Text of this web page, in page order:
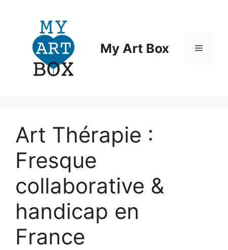
My Art Box Menu
Art Thérapie :
Fresque
collaborative &
handicap en
France